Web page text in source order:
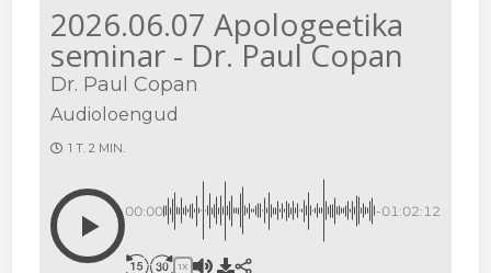
2026.06.07 Apologeetika
seminar - Dr. Paul Copan
Dr. Paul Copan
Audioloengud
1 T. 2 MIN.
00:00 -01:02:12
1X